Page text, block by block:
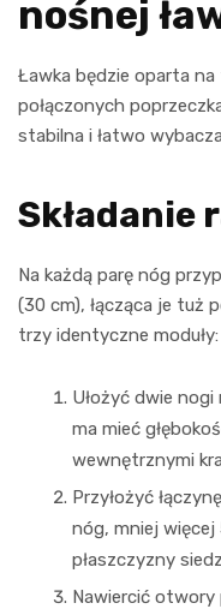
nośnej
Ławka będzie oparta na
połączonych
stabilna i łatwo
Składanie
Na każdą parę nóg
(30 cm), łącząca je tuż
trzy identyczne moduły:
Ułożyć dwie
ma mieć
wewnętrznymi
Przyłożyć
nóg, mniej więcej
płaszczyzny
Nawiercić otwory